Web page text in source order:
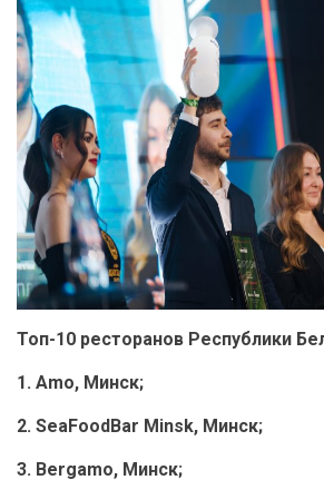
Топ-10 ресторанов Республики
1. Amo, Минск;
2. SeaFoodBar Minsk, Минск;
3. Bergamo, Минск;